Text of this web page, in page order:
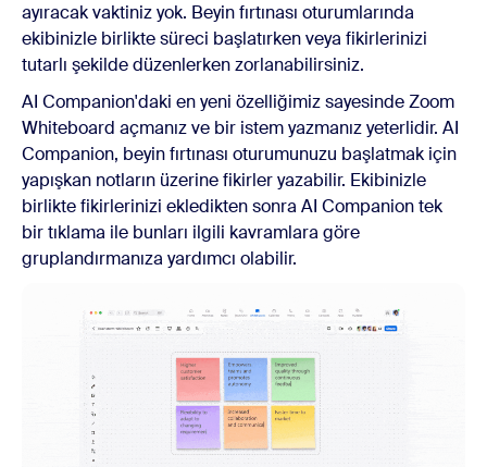
ayıracak vaktiniz yok. Beyin fırtınası oturumlarında
ekibinizle birlikte süreci başlatırken veya fikirlerinizi
tutarlı şekilde düzenlerken zorlanabilirsiniz.
AI Companion'daki en yeni özelliğimiz sayesinde Zoom
Whiteboard açmanız ve bir istem yazmanız yeterlidir. AI
Companion, beyin fırtınası oturumunuzu başlatmak için
yapışkan notların üzerine fikirler yazabilir. Ekibinizle
birlikte fikirlerinizi ekledikten sonra AI Companion tek
bir tıklama ile bunları ilgili kavramlara göre
gruplandırmanıza yardımcı olabilir.